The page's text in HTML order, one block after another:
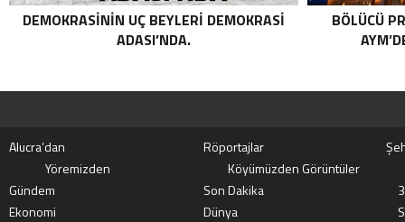
DEMOKRASININ UÇ BEYLERI DEMOKRASI
ADASI’NDA.
BÖLÜCÜ
Alucra’dan Röportajlar
Yöremizden
Köyümüzden Görüntüler
Gündem
Son Dakika
Ekonomi
Dünya